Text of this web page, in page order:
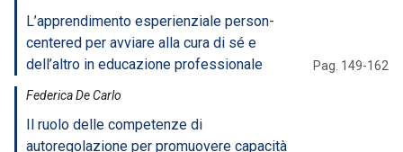
L’apprendimento esperienziale person-
centered per avviare alla cura di sé e
dell’altro in educazione professionale
Pag. 149-162
Federica De Carlo
Il ruolo delle competenze di
autoregolazione per promuovere capacità